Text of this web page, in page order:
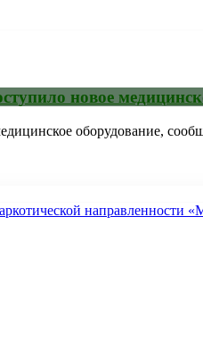
новое
оборудование,